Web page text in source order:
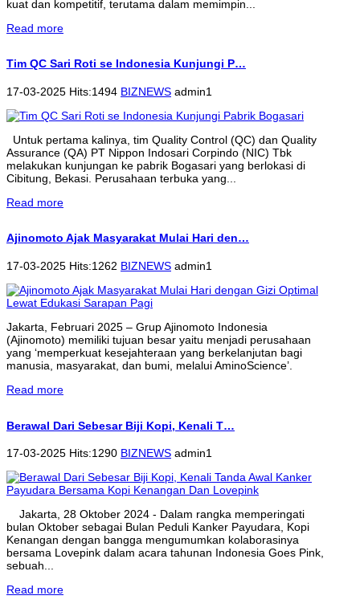
kuat dan kompetitif, terutama dalam memimpin...
Read more
Tim QC Sari Roti se Indonesia Kunjungi P…
17-03-2025 Hits:1494 BIZNEWS admin1
Untuk pertama kalinya, tim Quality Control (QC) dan Quality
Assurance (QA) PT Nippon Indosari Corpindo (NIC) Tbk
melakukan kunjungan ke pabrik Bogasari yang berlokasi di
Cibitung, Bekasi. Perusahaan terbuka yang...
Read more
Ajinomoto Ajak Masyarakat Mulai Hari den…
17-03-2025 Hits:1262 BIZNEWS admin1
Jakarta, Februari 2025 – Grup Ajinomoto Indonesia
(Ajinomoto) memiliki tujuan besar yaitu menjadi perusahaan
yang ‘memperkuat kesejahteraan yang berkelanjutan bagi
manusia, masyarakat, dan bumi, melalui AminoScience’.
Read more
Berawal Dari Sebesar Biji Kopi, Kenali T…
17-03-2025 Hits:1290 BIZNEWS admin1
Jakarta, 28 Oktober 2024 - Dalam rangka memperingati
bulan Oktober sebagai Bulan Peduli Kanker Payudara, Kopi
Kenangan dengan bangga mengumumkan kolaborasinya
bersama Lovepink dalam acara tahunan Indonesia Goes Pink,
sebuah...
Read more